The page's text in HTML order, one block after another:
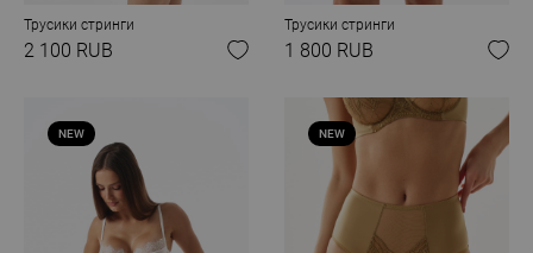
Трусики стринги
2 100 RUB
Трусики стринги
1 800 RUB
NEW NEW